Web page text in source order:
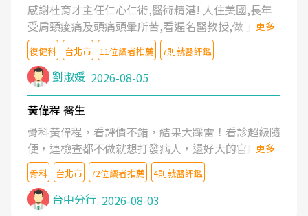
感謝杜育才主任仁心仁術,醫術精湛! 人住美國,長年
受肩頸痠痛及頭痛頭暈所苦,看遍名醫教授,做了各種
檢查,也嘗試過西醫打針,中醫針灸及物理徒手治療都
沒有用,後來連吃到嗎啡類止痛藥都效果有限,只是壓
症狀,沒多久就痛起來,多年失眠嚴重影響生活品質.
台灣親友介紹忠孝醫院杜育才主任是頸頭症候群專
家,上網搜尋杜主任相關文章新聞跟網路評價之後,下
定決心飛回台北找杜醫師診治. 杜主任的乾針跟增生
治療真的很厲害,第一次乾針就覺得整個肩頸鬆開,回
家特別好睡,經過幾次治療,長年頑疾已經好了大半,杜
主任除了打針超厲害,還會一直交代要改善姿勢跟好
好做運動,看診態度親切溫暖,真的是不可多得的良醫,
大力推荐!
更多
復健科 台北市 11位讀者推薦 7則就醫評鑑
劉淑媛 2026-08-05
黃偉程 醫生
骨科黃偉程，看評價不錯，結果大踩雷！看診超級隨
便，連檢查都不做就想打發病人，還好大的官威 ...
想詢問病情還被陰陽怪氣嘲諷一番。可能好評帶來的
大頭症，變得自負不尊重病人。醫術也不行，畢竟連
檢查都懶得做，治療會有用才怪。大家避雷吧！
更多
骨科 台北市 72位讀者推薦 4則就醫評鑑
台中分行 2026-08-03